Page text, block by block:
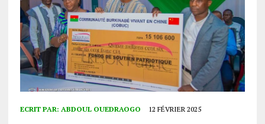
ECRIT PAR: ABDOUL OUEDRAOGO 12 FÉVRIER 2025